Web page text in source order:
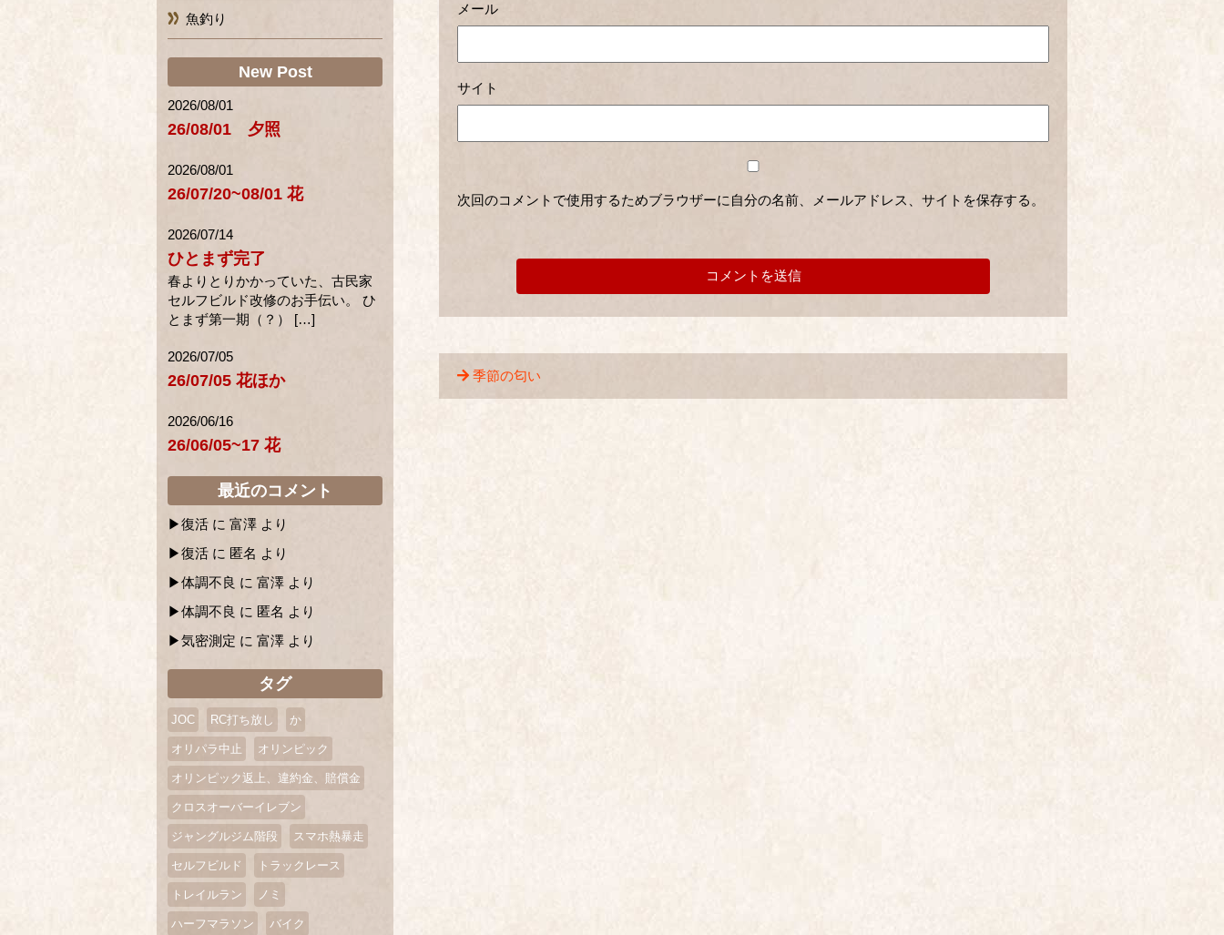
メール
サイト
次回のコメントで使用するためブラウザーに自分の名前、メールアドレス、サイトを保存する。
季節の匂い
魚釣り
New Post
2026/08/01
26/08/01 夕照
2026/08/01
26/07/20~08/01 花
2026/07/14
ひとまず完了
春よりとりかかっていた、古民家
セルフビルド改修のお手伝い。 ひ
とまず第一期（？） […]
2026/07/05
26/07/05 花ほか
2026/06/16
26/06/05~17 花
最近のコメント
復活 に 富澤 より
復活 に 匿名 より
体調不良 に 富澤 より
体調不良 に 匿名 より
気密測定 に 富澤 より
タグ
JOC RC打ち放し か
オリパラ中止 オリンピック
オリンピック返上、違約金、賠償金
クロスオーバーイレブン
ジャングルジム階段 スマホ熱暴走
セルフビルド トラックレース
トレイルラン ノミ
ハーフマラソン バイク